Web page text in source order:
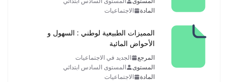
المادة
الاجتماعيات
المميزات الطبيعية لوطني : السهول و
الأحواض المائية
المرجع
الجديد في الاجتماعيات
المستوى
المستوى السادس ابتدائي
المادة
الاجتماعيات